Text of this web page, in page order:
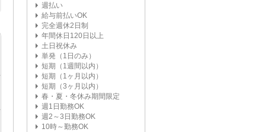
週払い
給与前払いOK
完全週休2日制
年間休日120日以上
土日祝休み
単発（1日のみ）
短期（1週間以内）
短期（1ヶ月以内）
短期（3ヶ月以内）
春・夏・冬休み期間限定
週1日勤務OK
週2～3日勤務OK
10時～勤務OK